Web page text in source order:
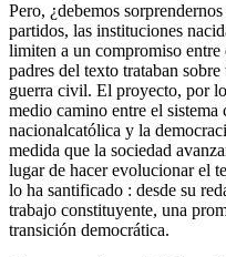
Pero, ¿debemos
partidos, las instituciones
limiten a un compromiso
padres del texto trataban
guerra civil. El proyecto, por
medio camino entre el
nacionalcatólica y la
medida que la sociedad
lugar de hacer evolucionar el
lo ha santificado : desde su
trabajo constituyente, una
transición democrática.